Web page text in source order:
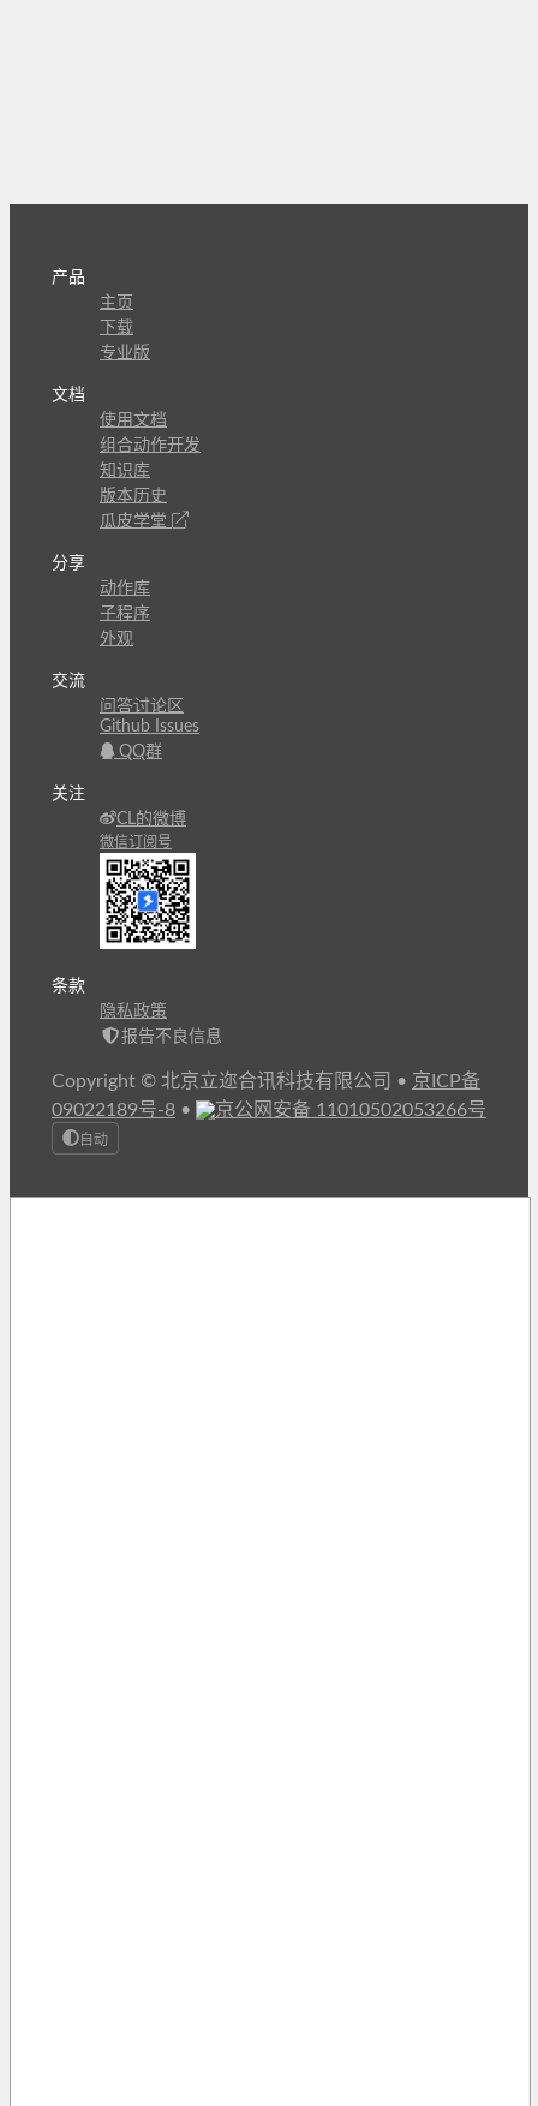
产品
主页
下载
专业版
文档
使用文档
组合动作开发
知识库
版本历史
瓜皮学堂
分享
动作库
子程序
外观
交流
问答讨论区
Github Issues
QQ群
关注
CL的微博
微信订阅号
条款
隐私政策
报告不良信息
Copyright © 北京立迩合讯科技有限公司 • 京ICP备
09022189号-8 • 京公网安备 11010502053266号
自动